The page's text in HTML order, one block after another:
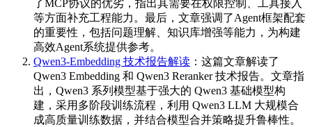
了MCP协议的优劣，指出其需要在权限控制、工具接入
等方面补充工程能力。最后，文章强调了Agent框架配套
的重要性，包括问题理解、知识库增强等能力，为构建
高效Agent系统提供参考。
Qwen3-Embedding 技术报告解读 ：这篇文章解读了
Qwen3 Embedding 和 Qwen3 Reranker 技术报告。文章指
出，Qwen3 系列模型基于强大的 Qwen3 基础模型构
建，采用多阶段训练流程，利用 Qwen3 LLM 大规模合
成高质量训练数据，并结合模型合并策略提升鲁棒性。